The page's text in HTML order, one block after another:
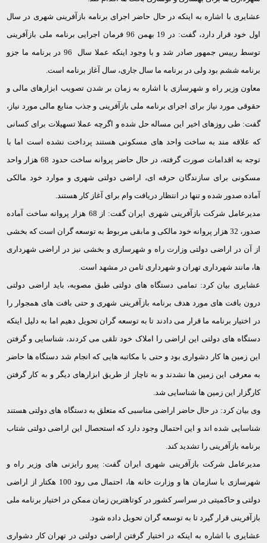
عشایری با اشاره به اینکه در حال حاضر اجرای برنامه بازآفرینی شهری در سال
اول خود قرار دارد، گفت: در 19 بهمن 96 فرمان اجرایی برنامه ملی بازآفرینی
توسط رییس جمهور صادر شد و با وجود اینکه عملا سال 96 در برنامه ما جزو
برنامه ششم بود ولی در برنامه ما سال جاری، سال آغاز برنامه است.
معاون وزیر راه و شهرسازی با اشاره به زمان بر شدن تصویب ابزارهای مالی و
حقوقی مورد نیاز برای اجرای برنامه ملی بازآفرینی و جذب منابع مالی مورد نیاز،
گفت: طی روزهای اخیر این مساله حل شده و اگرچه عملا تسهیلات برای کسانی
که علاقه مند به ساخت واحد های مسکونی هستند پرداخت نشده است اما با
توجه به اقدامات صورت گرفته، در حال حاضر پروانه ساخت حدود 68 هزار واحد
مسکونی برای سازندگان حرفه ای، اراضی دولتی شهری و موارد خود مالکی
آماده صدور شده و تنها در انتظار دریافت وام برای آغاز کار هستند.
مدیرعامل شرکت بازآفرینی شهری ایران گفت: از 68 هزار پروانه ساخت آماده
صدور، 32 هزار پروانه خود مالکی و مابقی مربوط به توسعه گران است که بخشی
از آن در اراضی دولتی وزارت راه و شهرسازی و بخشی نیز در اراضی شهرداری
ها، مانند شهرداری تهران و شهرداری ثامن در مشهد است.
عشایری بیان کرد: تمامی دستگاه های دولتی طبق مصوبه، باید اراضی دولتی
درون بافت های مورد هدف برنامه بازآفرینی شهری و حتی بافت های همجوار را
در اختیار برنامه ما قرار می دادند تا به توسعه گران تحویل دهیم اما به دلیل اینکه
دستگاه های دولتی این اراضی را املاک خود تلقی می کردند، شناسایی و گرفتن
این زمین ها کار دشواری بود و حتی با مکاتبه هایی که انجام شد دستگاه ها حاضر
به معرفی این زمین ها نشدند و به ناچار از طریق ابزارهای دیگر و به کار گرفتن
کارگزار این زمین ها شناسایی شد.
وی بیان کرد: در حال حاضر اراضی مناسبی که متعلق به دستگاه های دولتی هستند
شناسایی شده اند و این احتمال وجود دارد که استحصال این اراضی دولتی شتاب
برنامه بازآفرینی را تشدید کند.
مدیرعامل شرکت بازآفرینی شهری ایران گفت: پیرو رایزنی های وزیر راه و
شهرسازی با سازمان ها و وزارت خانه ها، احتمال می رود 100 هکتار از اراضی
دولتی و حاکمیتی در سراسر کشور در کوتاهترین زمان ممکن در اختیار برنامه ملی
بازآفرینی قرار گیرد تا به توسعه گران تحویل داده شود.
عشایری با اشاره به اینکه در اختیار گرفتن اراضی دولتی در تهران کار دشواری